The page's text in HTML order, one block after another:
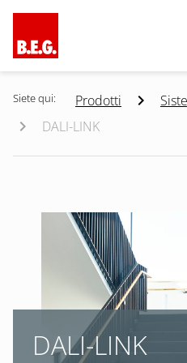
Siete qui: Prodotti
DALI-LINK
DALI-LINK